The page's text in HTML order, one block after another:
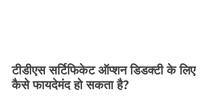
टीडीएस सर्टिफिकेट ऑप्शन डिडक्टी के लिए
कैसे फायदेमंद हो सकता है?